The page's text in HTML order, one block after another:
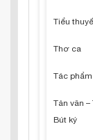
Tiểu
Thơ ca
Tác
Tản văn –
Bút ký